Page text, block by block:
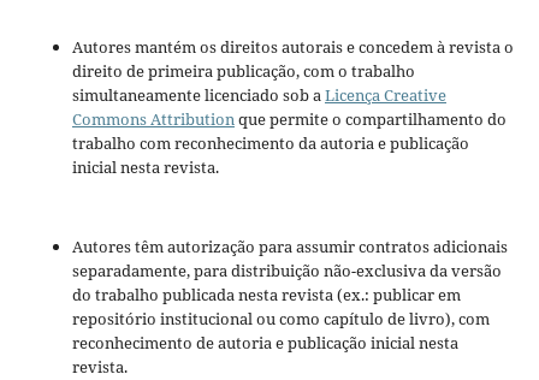
Autores mantém os direitos autorais e concedem à revista o
direito de primeira publicação, com o trabalho
simultaneamente licenciado sob aLicença Creative
Commons Attributionque permite o compartilhamento do
trabalho com reconhecimento da autoria e publicação
inicial nesta revista.
Autores têm autorização para assumir contratos adicionais
separadamente, para distribuição não-exclusiva da versão
do trabalho publicada nesta revista (ex.: publicar em
repositório institucional ou como capítulo de livro), com
reconhecimento de autoria e publicação inicial nesta
revista.